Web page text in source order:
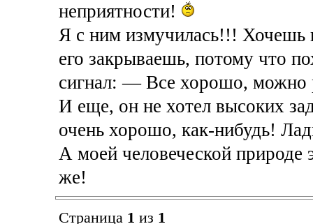
неприятности!
Я с ним измучилась!!! Хочешь
его закрываешь, потому что
сигнал: — Все хорошо, можно
И еще, он не хотел высоких
очень хорошо, как-нибудь!
А моей человеческой природе
же!
Страница 1 из 1